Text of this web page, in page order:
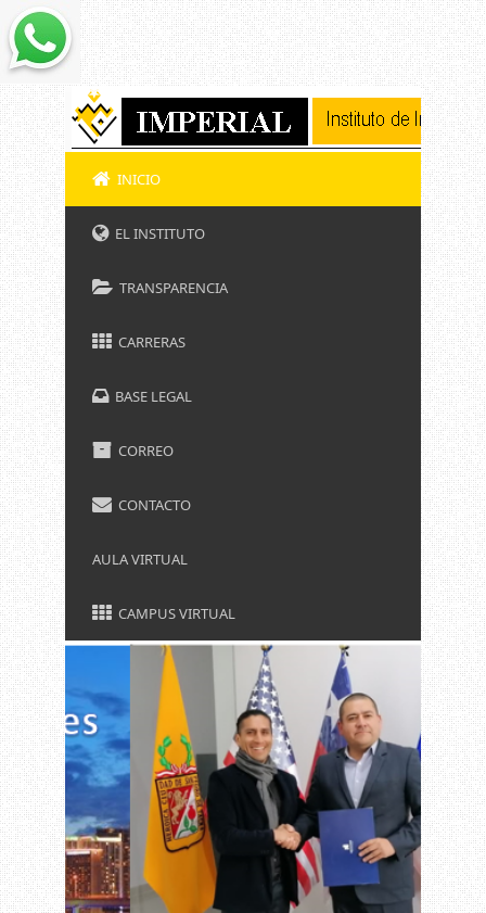
INICIO
EL INSTITUTO
TRANSPARENCIA
CARRERAS
BASE LEGAL
CORREO
CONTACTO
AULA VIRTUAL
CAMPUS VIRTUAL